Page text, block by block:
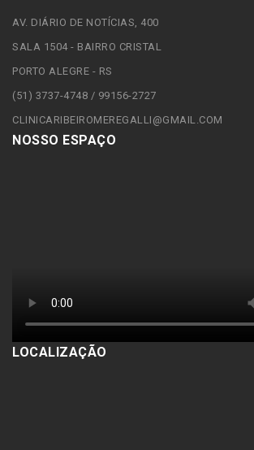
AV. DIÁRIO DE NOTÍCIAS, 400
SALA 1504 - BAIRRO CRISTAL
PORTO ALEGRE - RS
(51) 3737-4748 / 99156-2727
CLINICARIBEIROMEREGALLI@GMAIL.COM
NOSSO ESPAÇO
LOCALIZAÇÃO